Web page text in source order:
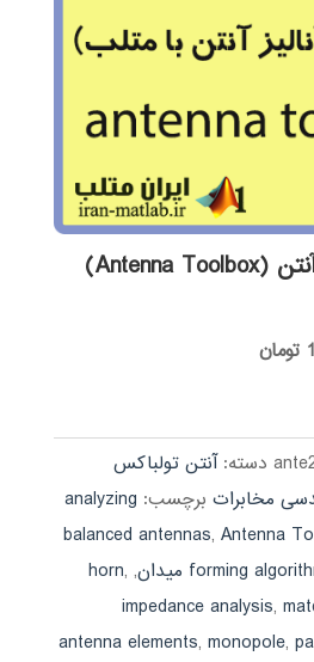
آموزش تولباکس آنتن (Antenna Toolbox)
تومانقیمت
دسته:آنتن تولباکس
مخابرات برچسب: analyzing
balanced antennas,Antenna
forming
,
horn,
impedance analysis,
antenna elements,monopole,